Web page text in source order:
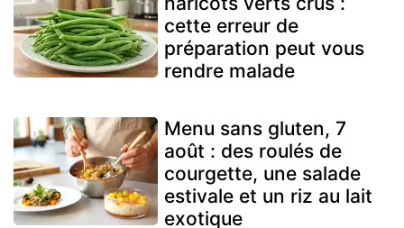
cette erreur de
préparation peut vous
rendre malade
Menu sans gluten, 7
août : des roulés de
courgette, une salade
estivale et un riz au lait
exotique